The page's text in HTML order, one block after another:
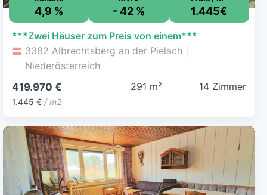
4,9 % - 42 % 1.445€
***Zwei Häuser zum Preis von einem***
3382 Albrechtsberg an der Pielach |
Niederösterreich
419.970 €
1.445 € / m2
291 m² 14 Zimmer